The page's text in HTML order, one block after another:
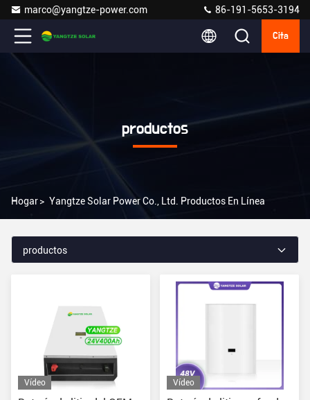
marco@yangtze-power.com 86-191-5653-3194
Cita
productos
Hogar> Yangtze Solar Power Co., Ltd. Productos En Línea
productos
Vídeo Vídeo